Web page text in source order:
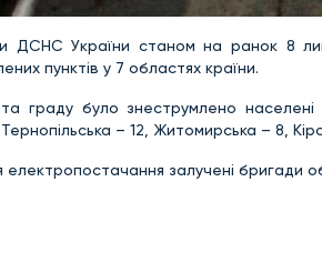
ДСНС України станом на ранок 8
пунктів у 7 областях країни.
граду було знеструмлено
– 12, Житомирська – 8,
залучені бригади